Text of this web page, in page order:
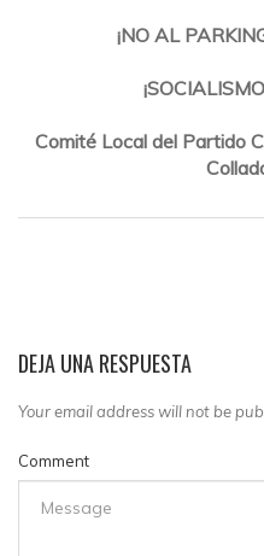
¡NO AL
Comité Local del Partido
DEJA UNA RESPUESTA
Your email address will not be
Comment